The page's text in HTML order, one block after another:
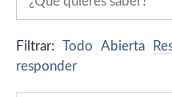
Filtrar: Todo Abierta
responder